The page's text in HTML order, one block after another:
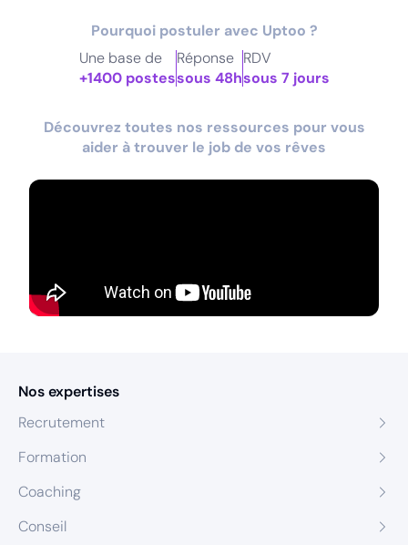
Pourquoi postuler avec Uptoo ?
Une base de
+1400 postes
Réponse
sous 48h
RDV
sous 7 jours
Découvrez toutes nos ressources pour vous
aider à trouver le job de vos rêves
Nos expertises
Recrutement
Formation
Coaching
Conseil